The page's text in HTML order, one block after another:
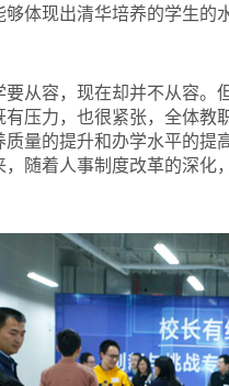
体现出清华培养的学生
从容，现在却并不从容
有压力，也很紧张，全体
量的提升和办学水平的提
随着人事制度改革的深